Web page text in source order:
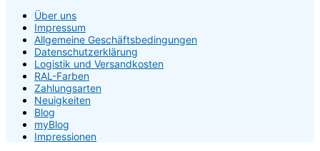
Über uns
Impressum
Allgemeine Geschäftsbedingungen
Datenschutzerklärung
Logistik und Versandkosten
RAL-Farben
Zahlungsarten
Neuigkeiten
Blog
myBlog
Impressionen